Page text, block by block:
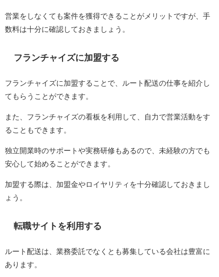
営業をしなくても案件を獲得できることがメリットですが、手
数料は十分に確認しておきましょう。
フランチャイズに加盟する
フランチャイズに加盟することで、ルート配送の仕事を紹介し
てもらうことができます。
また、フランチャイズの看板を利用して、自力で営業活動をす
ることもできます。
独立開業時のサポートや実務研修もあるので、未経験の方でも
安心して始めることができます。
加盟する際は、加盟金やロイヤリティを十分確認しておきまし
ょう。
転職サイトを利用する
ルート配送は、業務委託でなくとも募集している会社は豊富に
あります。